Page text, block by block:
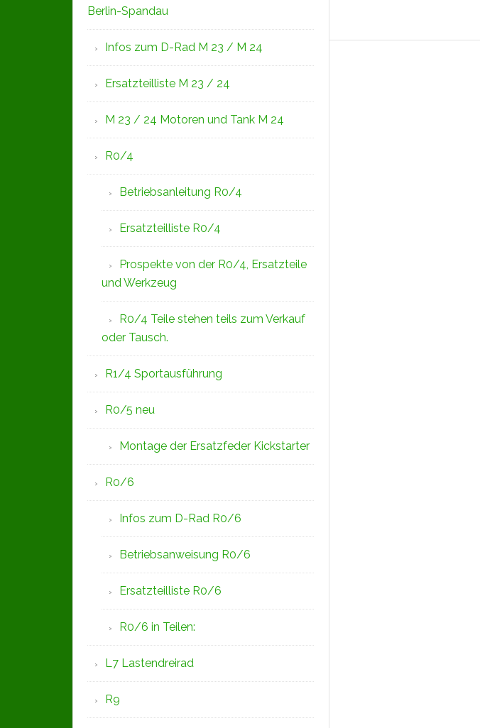
Berlin-Spandau
Infos zum D-Rad M 23 / M 24
Ersatzteilliste M 23 / 24
M 23 / 24 Motoren und Tank M 24
R0/4
Betriebsanleitung R0/4
Ersatzteilliste R0/4
Prospekte von der R0/4, Ersatzteile
und Werkzeug
R0/4 Teile stehen teils zum Verkauf
oder Tausch.
R1/4 Sportausführung
R0/5 neu
Montage der Ersatzfeder Kickstarter
R0/6
Infos zum D-Rad R0/6
Betriebsanweisung R0/6
Ersatzteilliste R0/6
R0/6 in Teilen:
L7 Lastendreirad
R9